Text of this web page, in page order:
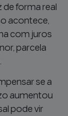
forma real
acontece,
com juros
parcela
se a
aumentou
pode vir